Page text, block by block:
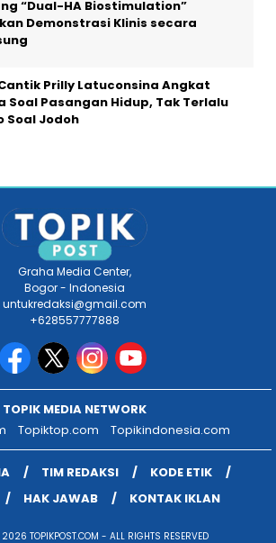
“Dual-HA Biostimulation”
Demonstrasi Klinis secara
Prilly Latuconsina Angkat
Soal Pasangan Hidup, Tak Terlalu
Soal Jodoh
Graha Media Center,
Bogor - Indonesia
untukredaksi@gmail.com
+628557777888
TOPIK MEDIA NETWORK
Topiktop.com Topikindonesia.com
TIM REDAKSI
KODE ETIK
HAK JAWAB KONTAK IKLAN
TOPIKPOST.COM - ALL RIGHTS RESERVED